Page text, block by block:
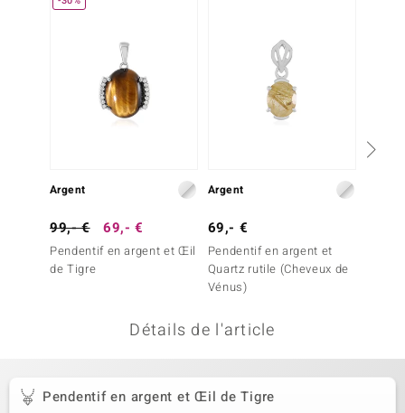
Argent
99,- € 69,- €
Pendentif en argent et Œil
de Tigre
Argent
69,- €
Pendentif en argent et
Quartz rutile (Cheveux de
Vénus)
Détails de l'article
Pendentif en argent et Œil de Tigre